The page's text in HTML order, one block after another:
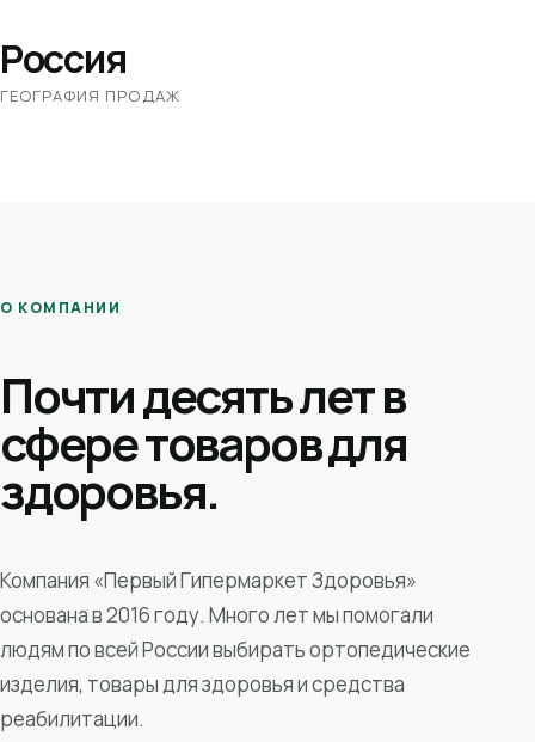
Россия
ГЕОГРАФИЯ ПРОДАЖ
О КОМПАНИИ
Почти десять лет в
сфере товаров для
здоровья.
Компания «Первый Гипермаркет Здоровья»
основана в 2016 году. Много лет мы помогали
людям по всей России выбирать ортопедические
изделия, товары для здоровья и средства
реабилитации.